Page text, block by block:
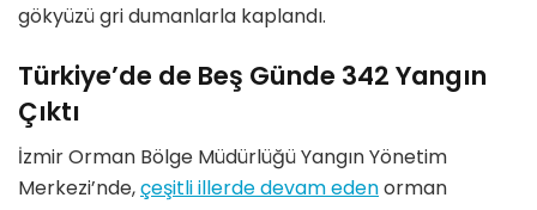
gökyüzü gri dumanlarla kaplandı.
Türkiye’de de Beş Günde 342 Yangın
Çıktı
İzmir Orman Bölge Müdürlüğü Yangın Yönetim
Merkezi’nde,çeşitli illerde devam edenorman